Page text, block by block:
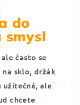
do
často se
sklo, držák
ale
chcete